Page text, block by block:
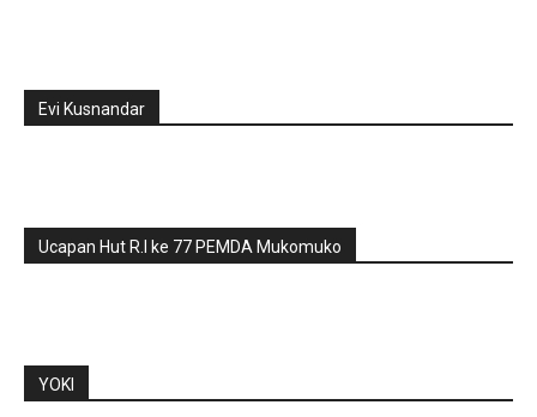
Evi Kusnandar
Ucapan Hut R.I ke 77 PEMDA Mukomuko
YOKI